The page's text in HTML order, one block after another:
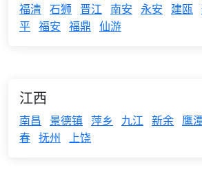
福清 石狮 晋江 南安 永安 建瓯
平 福安 福鼎 仙游
江西
南昌 景德镇 萍乡 九江 新余 鹰
春 抚州 上饶